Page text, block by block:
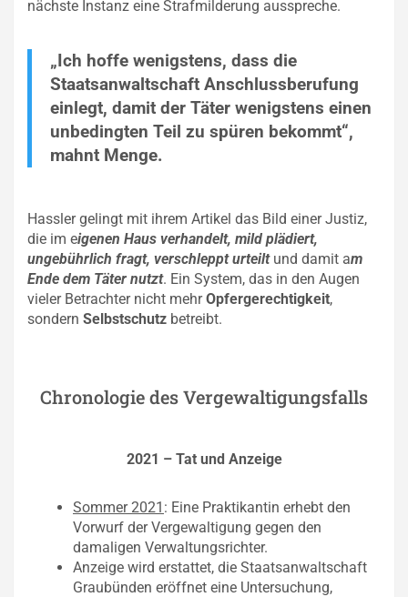
nächste Instanz eine Strafmilderung ausspreche.
„Ich hoffe wenigstens, dass die
Staatsanwaltschaft Anschlussberufung
einlegt, damit der Täter wenigstens einen
unbedingten Teil zu spüren bekommt“,
mahnt Menge.
Hassler gelingt mit ihrem Artikel das Bild einer Justiz,
die im eigenen Haus verhandelt, mild plädiert,
ungebührlich fragt, verschleppt urteilt und damit am
Ende dem Täter nutzt. Ein System, das in den Augen
vieler Betrachter nicht mehrOpfergerechtigkeit,
sondern Selbstschutz betreibt.
Chronologie des Vergewaltigungsfalls
2021 – Tat und Anzeige
Sommer 2021 : Eine Praktikantin erhebt den
Vorwurf der Vergewaltigung gegen den
damaligen Verwaltungsrichter.
Anzeige wird erstattet, die Staatsanwaltschaft
Graubünden eröffnet eine Untersuchung,